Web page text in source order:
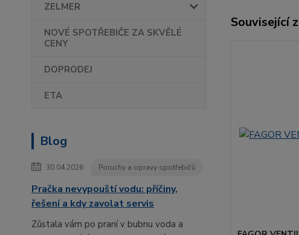
ZELMER
NOVÉ SPOTŘEBIČE ZA SKVĚLÉ
CENY
DOPRODEJ
ETA
Blog
30.04.2026 Poruchy a opravy spotřebičů
Pračka nevypouští vodu: příčiny,
řešení a kdy zavolat servis
Zůstala vám po praní v bubnu voda a
Související